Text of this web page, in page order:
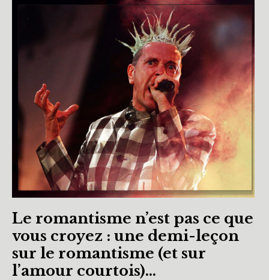
Le romantisme n’est pas ce que
vous croyez : une demi-leçon
sur le romantisme (et sur
l’amour courtois)…